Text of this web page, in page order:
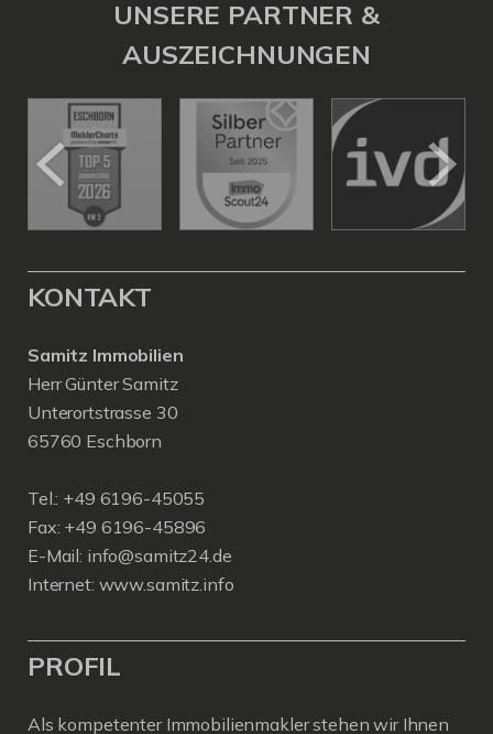
UNSERE PARTNER &
AUSZEICHNUNGEN
KONTAKT
Samitz Immobilien
Herr Günter Samitz
Unterortstrasse 30
65760 Eschborn
Tel.: +49 6196-45055
Fax: +49 6196-45896
E-Mail: info@samitz24.de
Internet: www.samitz.info
PROFIL
Als kompetenter Immobilienmakler stehen wir Ihnen